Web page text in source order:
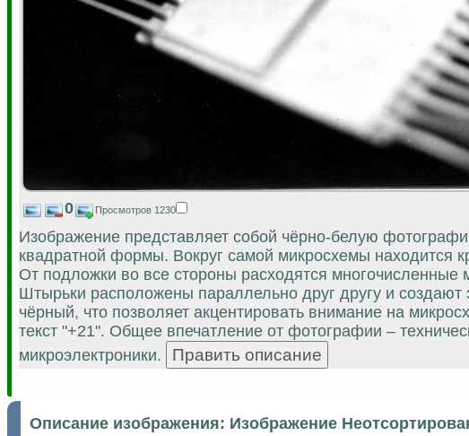
0 Просмотров 1230
Изображение представляет собой чёрно-белую
квадратной формы. Вокруг самой микросхемы находится
От подложки во все стороны расходятся
Штырьки расположены параллельно друг другу и
чёрный, что позволяет акцентировать внимание на
текст "+21". Общее впечатление от фотографии –
микроэлектроники.
Описание изображения: Изображение